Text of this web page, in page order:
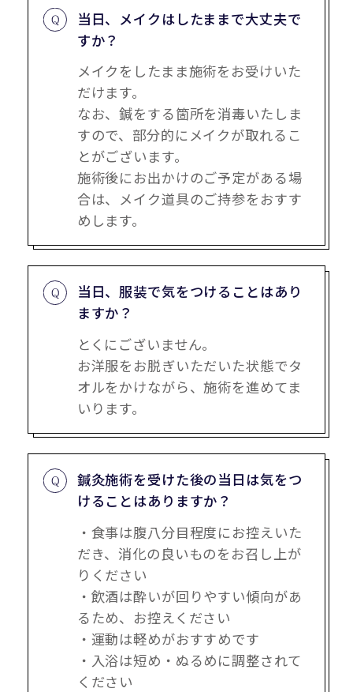
当日、メイクはしたままで大丈夫で
すか？
メイクをしたまま施術をお受けいた
だけます。
なお、鍼をする箇所を消毒いたしま
すので、部分的にメイクが取れるこ
とがございます。
施術後にお出かけのご予定がある場
合は、メイク道具のご持参をおすす
めします。
当日、服装で気をつけることはあり
ますか？
とくにございません。
お洋服をお脱ぎいただいた状態でタ
オルをかけながら、施術を進めてま
いります。
鍼灸施術を受けた後の当日は気をつ
けることはありますか？
・食事は腹八分目程度にお控えいた
だき、消化の良いものをお召し上が
りください
・飲酒は酔いが回りやすい傾向があ
るため、お控えください
・運動は軽めがおすすめです
・入浴は短め・ぬるめに調整されて
ください